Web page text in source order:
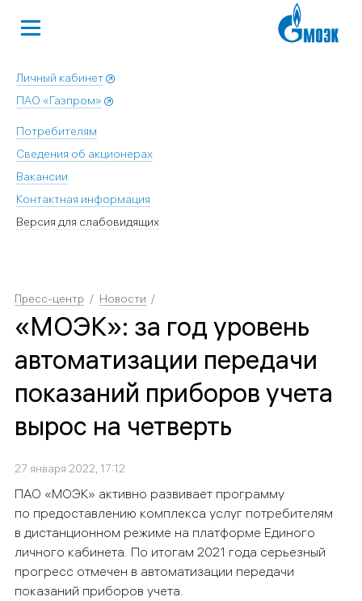
Личный кабинет
ПАО «Газпром»
Потребителям
Сведения об акционерах
Вакансии
Контактная информация
Версия для слабовидящих
Пресс-центр Новости
«МОЭК»: за год уровень
автоматизации передачи
показаний приборов учета
вырос на четверть
27 января 2022, 17:12
ПАО «МОЭК» активно развивает программу
по предоставлению комплекса услуг потребителям
в дистанционном режиме на платформе Единого
личного кабинета. По итогам 2021 года серьезный
прогресс отмечен в автоматизации передачи
показаний приборов учета.